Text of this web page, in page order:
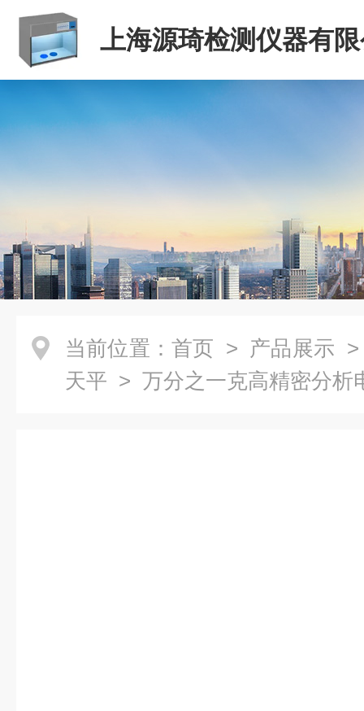
上海源琦检测仪器有
当前位置： 首页 > 产品展示
天平 > 万分之一克高精密分析